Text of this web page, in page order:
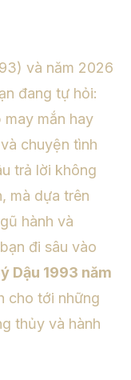
và năm 2026
đang tự hỏi:
may mắn hay
chuyện tình
trả lời không
mà dựa trên
hành và
đi sâu vào
Dậu 1993 năm
cho tới những
thủy và hành